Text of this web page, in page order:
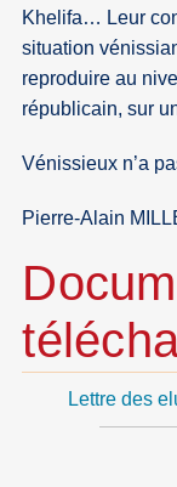
Khelifa… Leur
situation
reproduire au
républicain, sur
Vénissieux n’a
Pierre-Alain
Lettre des